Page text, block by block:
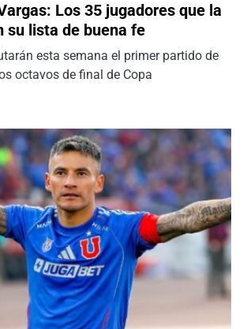
Los 35 jugadores que la
su lista de buena fe
esta semana el primer partido de
octavos de final de Copa